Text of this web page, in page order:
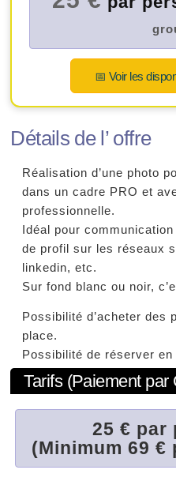
📅 Voir les
Détails de l’ offre
Réalisation d’une photo
dans un cadre PRO et
professionnelle.
Idéal pour
de profil sur les réseaux
linkedin, etc.
Sur fond blanc ou noir,
Possibilité d’acheter des
place.
Possibilité de réserver
Tarifs (Paiement par
25 € par
(Minimum 69 €